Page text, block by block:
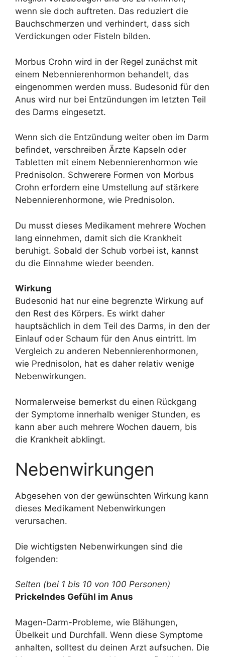
wenn sie doch auftreten. Das reduziert die
Bauchschmerzen und verhindert, dass sich
Verdickungen oder Fisteln bilden.
Morbus Crohn wird in der Regel zunächst mit
einem Nebennierenhormon behandelt, das
eingenommen werden muss. Budesonid für den
Anus wird nur bei Entzündungen im letzten Teil
des Darms eingesetzt.
Wenn sich die Entzündung weiter oben im Darm
befindet, verschreiben Ärzte Kapseln oder
Tabletten mit einem Nebennierenhormon wie
Prednisolon. Schwerere Formen von Morbus
Crohn erfordern eine Umstellung auf stärkere
Nebennierenhormone, wie Prednisolon.
Du musst dieses Medikament mehrere Wochen
lang einnehmen, damit sich die Krankheit
beruhigt. Sobald der Schub vorbei ist, kannst
du die Einnahme wieder beenden.
Wirkung
Budesonid hat nur eine begrenzte Wirkung auf
den Rest des Körpers. Es wirkt daher
hauptsächlich in dem Teil des Darms, in den der
Einlauf oder Schaum für den Anus eintritt. Im
Vergleich zu anderen Nebennierenhormonen,
wie Prednisolon, hat es daher relativ wenige
Nebenwirkungen.
Normalerweise bemerkst du einen Rückgang
der Symptome innerhalb weniger Stunden, es
kann aber auch mehrere Wochen dauern, bis
die Krankheit abklingt.
Nebenwirkungen
Abgesehen von der gewünschten Wirkung kann
dieses Medikament Nebenwirkungen
verursachen.
Die wichtigsten Nebenwirkungen sind die
folgenden:
Selten (bei 1 bis 10 von 100 Personen)
Prickelndes Gefühl im Anus
Magen-Darm-Probleme, wie Blähungen,
Übelkeit und Durchfall. Wenn diese Symptome
anhalten, solltest du deinen Arzt aufsuchen. Die